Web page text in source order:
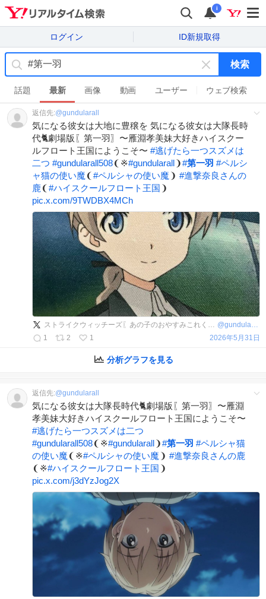
i
ログイン ID新規取得
キ
ー
ワ
ド
を
消
す
検索
話題 最新 画像 動画 ユーザー ウェブ検索
返信先:@gundularall
気になる彼女は大地に豊穣を 気になる彼女は大隊長時
代🐈劇場版〖第一羽〗〜雁淵孝美妹大好きハイスクー
ルフロート王国にようこそ〜 #逃げたら一つスズメは
二つ #gundularall508❨※#gundularall❩#第一羽 #ペルシ
ャ猫の使い魔 ❨#ペルシャの使い魔 ❩ #進撃奈良さんの
鹿❨#ハイスクールフロート王国 ❩
pic.x.com/9TWDBX4MCh
ストライクウィッチーズ〖あの子のおやすみこれくしょん第一羽🐈〗〜雁淵孝美妹大好き王国にようこそ！〜 @gundularall508
1
2 1 2026年5月31日
分析グラフを見る
返信先:@gundularall
気になる彼女は大隊長時代🐈劇場版〖第一羽〗〜雁淵
孝美妹大好きハイスクールフロート王国にようこそ〜
#逃げたら一つスズメは二つ
#gundularall508❨※#gundularall❩#第一羽 #ペルシャ猫
の使い魔 ❨※#ペルシャの使い魔 ❩ #進撃奈良さんの鹿
❨※#ハイスクールフロート王国 ❩
pic.x.com/j3dYzJog2X